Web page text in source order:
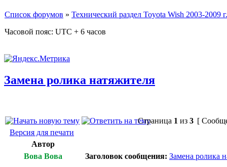
Список форумов » Технический раздел Toyota Wish 2003-2009
Часовой пояс: UTC + 6 часов
Замена ролика натяжителя
Страница 1 из 3 [
Версия для печати
Автор
Вова Вова
Заголовок сообщения: Замена ролика